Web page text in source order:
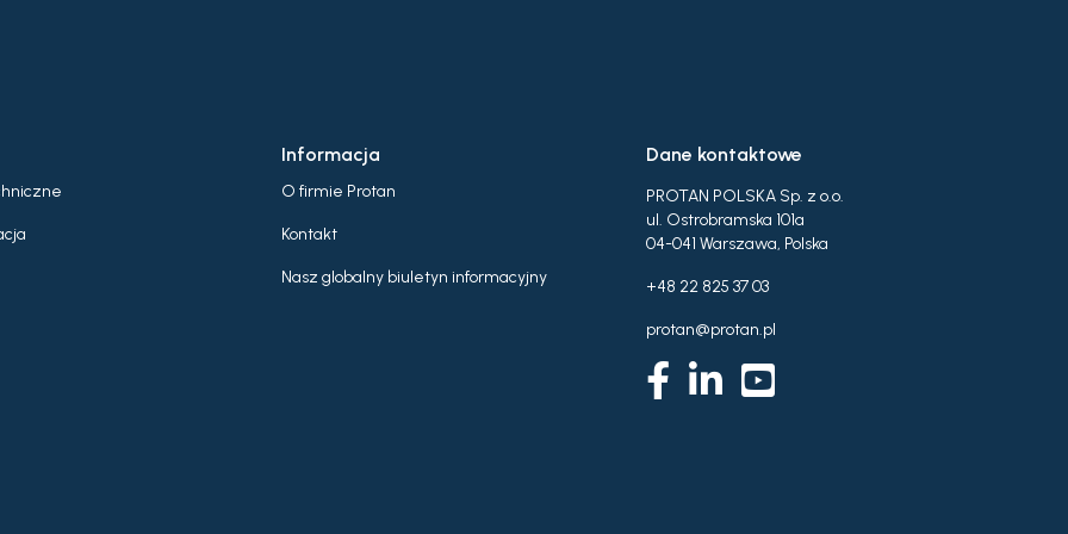
Informacja
O firmie Protan
Kontakt
Nasz globalny biuletyn informacyjny
Dane kontaktowe
PROTAN POLSKA Sp. z o.o.
ul. Ostrobramska 101a
04-041 Warszawa, Polska
+48 22 825 37 03
protan@protan.pl